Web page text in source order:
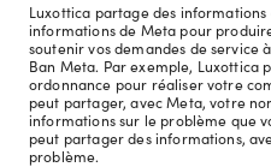
Luxottica partage des
informations de Meta pour
soutenir vos demandes de service
Ban Meta. Par exemple, Luxottica
ordonnance pour réaliser votre
peut partager, avec Meta, votre
informations sur le problème que
peut partager des informations,
problème.